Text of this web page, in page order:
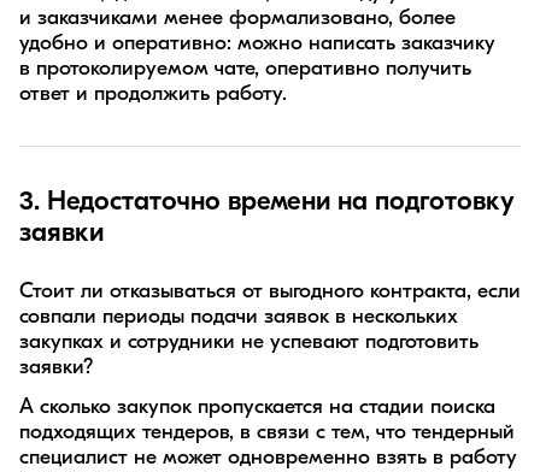
и заказчиками менее формализовано, более
удобно и оперативно: можно написать заказчику
в протоколируемом чате, оперативно получить
ответ и продолжить работу.
3. Недостаточно времени на подготовку
заявки
Стоит ли отказываться от выгодного контракта, если
совпали периоды подачи заявок в нескольких
закупках и сотрудники не успевают подготовить
заявки?
А сколько закупок пропускается на стадии поиска
подходящих тендеров, в связи с тем, что тендерный
специалист не может одновременно взять в работу